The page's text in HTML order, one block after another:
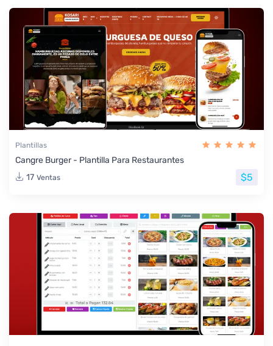
Plantillas
Cangre Burger - Plantilla Para Restaurantes
17 Ventas $5